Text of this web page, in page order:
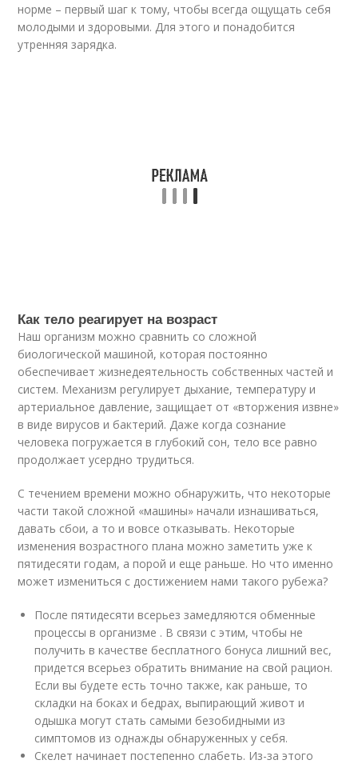
норме – первый шаг к тому, чтобы всегда ощущать себя
молодыми и здоровыми. Для этого и понадобится
утренняя зарядка.
Как тело реагирует на возраст
Наш организм можно сравнить со сложной
биологической машиной, которая постоянно
обеспечивает жизнедеятельность собственных частей и
систем. Механизм регулирует дыхание, температуру и
артериальное давление, защищает от «вторжения извне»
в виде вирусов и бактерий. Даже когда сознание
человека погружается в глубокий сон, тело все равно
продолжает усердно трудиться.
С течением времени можно обнаружить, что некоторые
части такой сложной «машины» начали изнашиваться,
давать сбои, а то и вовсе отказывать. Некоторые
изменения возрастного плана можно заметить уже к
пятидесяти годам, а порой и еще раньше. Но что именно
может измениться с достижением нами такого рубежа?
После пятидесяти всерьез замедляются обменные
процессы в организме . В связи с этим, чтобы не
получить в качестве бесплатного бонуса лишний вес,
придется всерьез обратить внимание на свой рацион.
Если вы будете есть точно также, как раньше, то
складки на боках и бедрах, выпирающий живот и
одышка могут стать самыми безобидными из
симптомов из однажды обнаруженных у себя.
Скелет начинает постепенно слабеть. Из-за этого